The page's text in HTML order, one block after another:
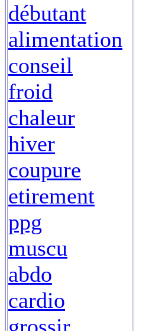
débutant
alimentation
conseil
froid
chaleur
hiver
coupure
etirement
ppg
muscu
abdo
cardio